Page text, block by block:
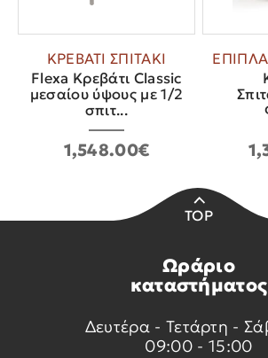
ΚΡΕΒΑΤΙ ΣΠΙΤΑΚΙ
Flexa Κρεβάτι Classic
μεσαίου ύψους με 1/2
σπιτ...
1,548.00€
TOP
Ωράριο
καταστήματος
Δευτέρα - Τετάρτη -
09:00 - 15:00